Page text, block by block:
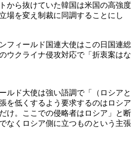
から抜けていた韓国は米国の高強度
場を変え制裁に同調することにし
フィールド国連大使はこの日国連総
ウクライナ侵攻対応で「折衷案はな
ルド大使は強い語調で「（ロシアと
を低くするよう要求するのはロシア
け。ここでの侵略者はロシア」と断
なくロシア側に立つものという主張